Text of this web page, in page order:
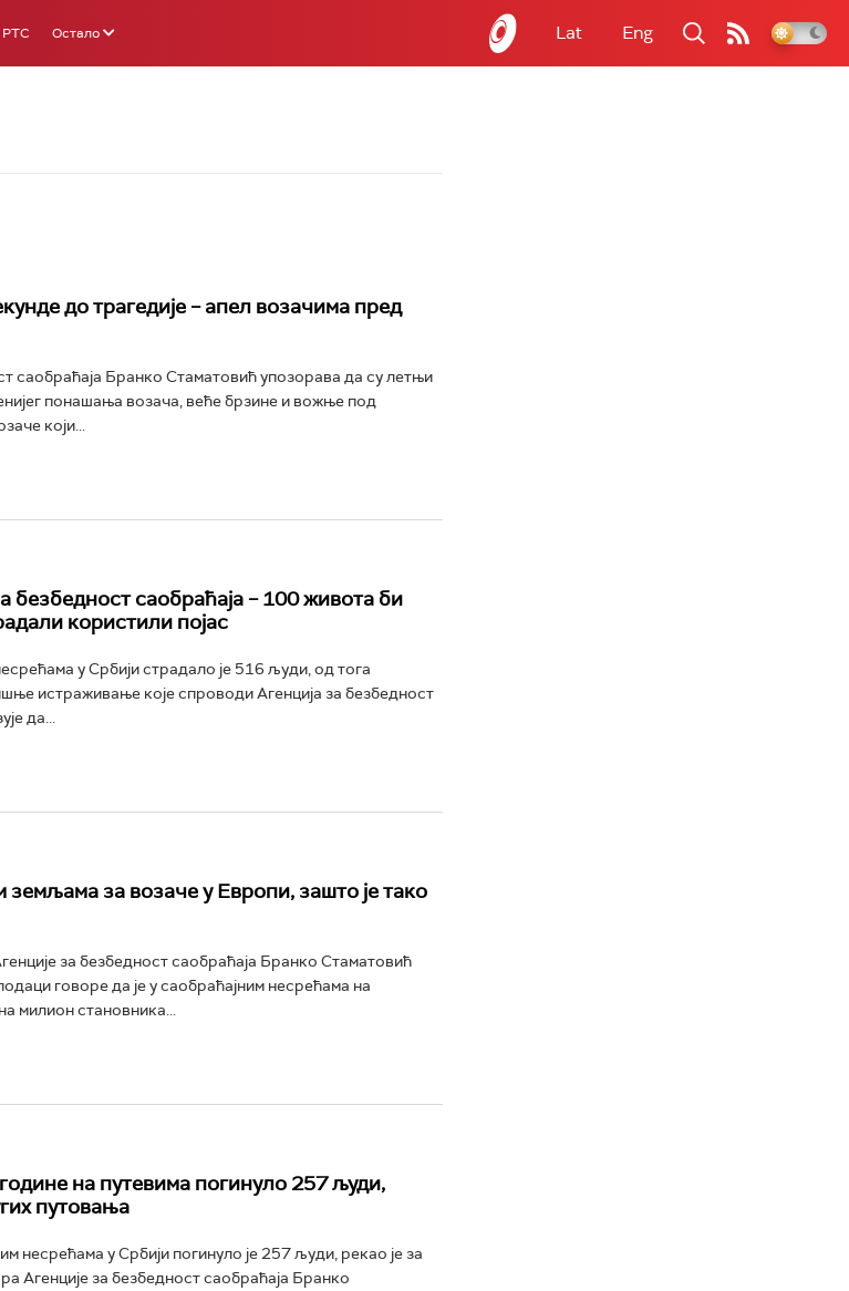
РТС Остало Lat Eng
до трагедије – апел возачима пред
саобраћаја Бранко Стаматовић упозорава да су летњи
понашања возача, веће брзине и вожње под
који...
безбедност саобраћаја – 100 живота би
користили појас
у Србији страдало је 516 људи, од тога
истраживање које спроводи Агенција за безбедност
да...
земљама за возаче у Европи, зашто је тако
за безбедност саобраћаја Бранко Стаматовић
говоре да је у саобраћајним несрећама на
милион становника...
на путевима погинуло 257 људи,
путовања
несрећама у Србији погинуло је 257 људи, рекао је за
Агенције за безбедност саобраћаја Бранко